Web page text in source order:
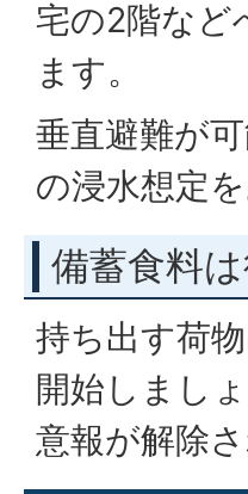
宅の2階など
ます。
垂直避難が
の浸水想定
備蓄食料
持ち出す荷
開始しまし
意報が解除